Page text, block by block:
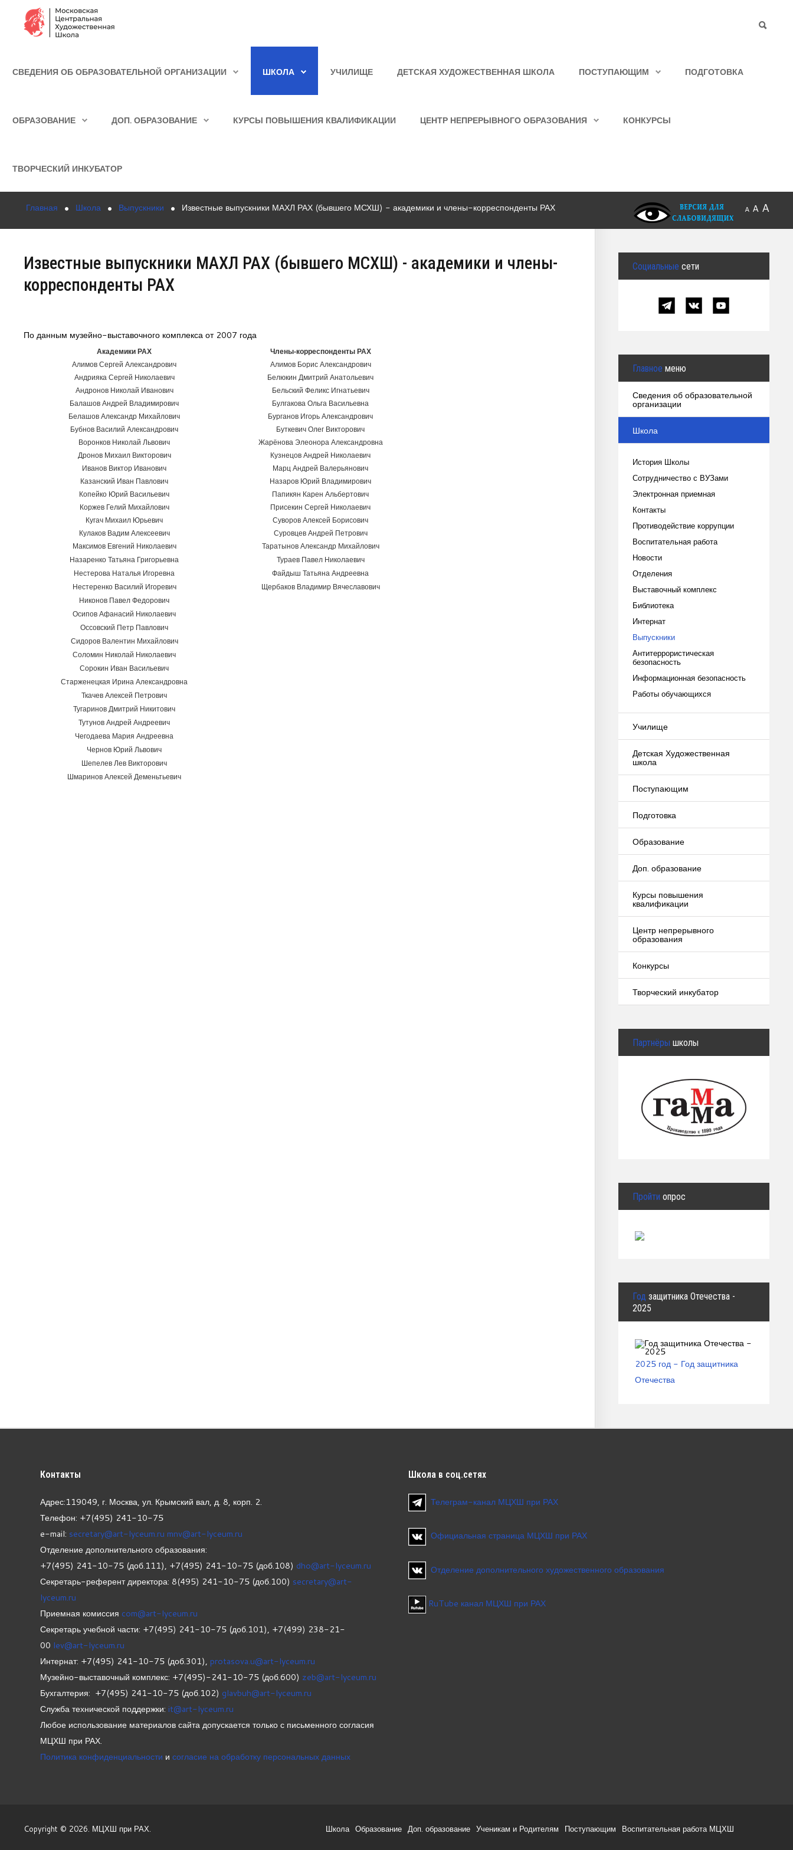
Образование
Курсы повышения квалификации
Центр непрерывного образования
Творческий инкубатор
СВЕДЕНИЯ ОБ ОБРАЗОВАТЕЛЬНОЙ ОРГАНИЗАЦИИ ШКОЛА УЧИЛИЩЕ ДЕТСКАЯ ХУДОЖЕСТВЕННАЯ ШКОЛА ПОСТУПАЮЩИМ ПОДГОТОВКА
ОБРАЗОВАНИЕ ДОП. ОБРАЗОВАНИЕ КУРСЫ ПОВЫШЕНИЯ КВАЛИФИКАЦИИ ЦЕНТР НЕПРЕРЫВНОГО ОБРАЗОВАНИЯ КОНКУРСЫ
ТВОРЧЕСКИЙ ИНКУБАТОР
Главная Школа Выпускники Известные выпускники МАХЛ РАХ (бывшего МСХШ) - академики и члены-корреспонденты РАХ A A A
Известные выпускники МАХЛ РАХ (бывшего МСХШ) - академики и члены-
корреспонденты РАХ
По данным музейно-выставочного комплекса от 2007 года
Академики РАХ
Члены-корреспонденты РАХ
Алимов Сергей Александрович
Алимов Борис Александрович
Андрияка Сергей Николаевич
Белюкин Дмитрий Анатольевич
Андронов Николай Иванович
Бельский Феликс Игнатьевич
Балашов Андрей Владимирович
Булгакова Ольга Васильевна
Белашов Александр Михайлович
Бурганов Игорь Александрович
Бубнов Василий Александрович
Буткевич Олег Викторович
Воронков Николай Львович
Жарёнова Элеонора Александровна
Дронов Михаил Викторович
Кузнецов Андрей Николаевич
Иванов Виктор Иванович
Марц Андрей Валерьянович
Казанский Иван Павлович
Назаров Юрий Владимирович
Копейко Юрий Васильевич
Папикян Карен Альбертович
Коржев Гелий Михайлович
Присекин Сергей Николаевич
Кугач Михаил Юрьевич
Суворов Алексей Борисович
Кулаков Вадим Алексеевич
Суровцев Андрей Петрович
Максимов Евгений Николаевич
Таратынов Александр Михайлович
Назаренко Татьяна Григорьевна
Тураев Павел Николаевич
Нестерова Наталья Игоревна
Файдыш Татьяна Андреевна
Нестеренко Василий Игоревич
Щербаков Владимир Вячеславович
Никонов Павел Федорович
Осипов Афанасий Николаевич
Оссовский Петр Павлович
Сидоров Валентин Михайлович
Соломин Николай Николаевич
Сорокин Иван Васильевич
Старженецкая Ирина Александровна
Ткачев Алексей Петрович
Тугаринов Дмитрий Никитович
Тутунов Андрей Андреевич
Чегодаева Мария Андреевна
Чернов Юрий Львович
Шепелев Лев Викторович
Шмаринов Алексей Деменьтьевич
Социальные сети
Главное меню
Сведения об образовательной
организации
Школа
История Школы
Сотрудничество с ВУЗами
Электронная приемная
Контакты
Противодействие коррупции
Воспитательная работа
Новости
Отделения
Выставочный комплекс
Библиотека
Интернат
Выпускники
Антитеррористическая
безопасность
Информационная безопасность
Работы обучающихся
Училище
Детская Художественная
школа
Поступающим
Подготовка
Образование
Доп. образование
Курсы повышения
квалификации
Центр непрерывного
образования
Конкурсы
Творческий инкубатор
Партнёры школы
Пройти опрос
Год защитника Отечества -
2025
2025 год - Год защитника
Отечества
Контакты
Адрес:119049, г. Москва, ул. Крымский вал, д. 8, корп. 2.
Телефон: +7(495) 241-10-75
e-mail: secretary@art-lyceum.ru mnv@art-lyceum.ru
Отделение дополнительного образования:
+7(495) 241-10-75 (доб.111), +7(495) 241-10-75 (доб.108) dho@art-lyceum.ru
Секретарь-референт директора: 8(495) 241-10-75 (доб.100) secretary@art-
lyceum.ru
Приемная комиссия com@art-lyceum.ru
Секретарь учебной части: +7(495) 241-10-75 (доб.101), +7(499) 238-21-
00 lev@art-lyceum.ru
Интернат: +7(495) 241-10-75 (доб.301), protasova.u@art-lyceum.ru
Музейно-выставочный комплекс: +7(495)-241-10-75 (доб.600) zeb@art-lyceum.ru
Бухгалтерия: +7(495) 241-10-75 (доб.102) glavbuh@art-lyceum.ru
Служба технической поддержки: it@art-lyceum.ru
Любое использование материалов сайта допускается только с письменного согласия
МЦХШ при РАХ.
Политика конфиденциальности и согласие на обработку персональных данных
Школа в соц.сетях
Телеграм-канал МЦХШ при РАХ
Официальная страница МЦХШ при РАХ
Отделение дополнительного художественного образования
RuTube канал МЦХШ при РАХ
Copyright © 2026. МЦХШ при РАХ. Школа Образование Доп. образование Ученикам и Родителям Поступающим Воспитательная работа МЦХШ